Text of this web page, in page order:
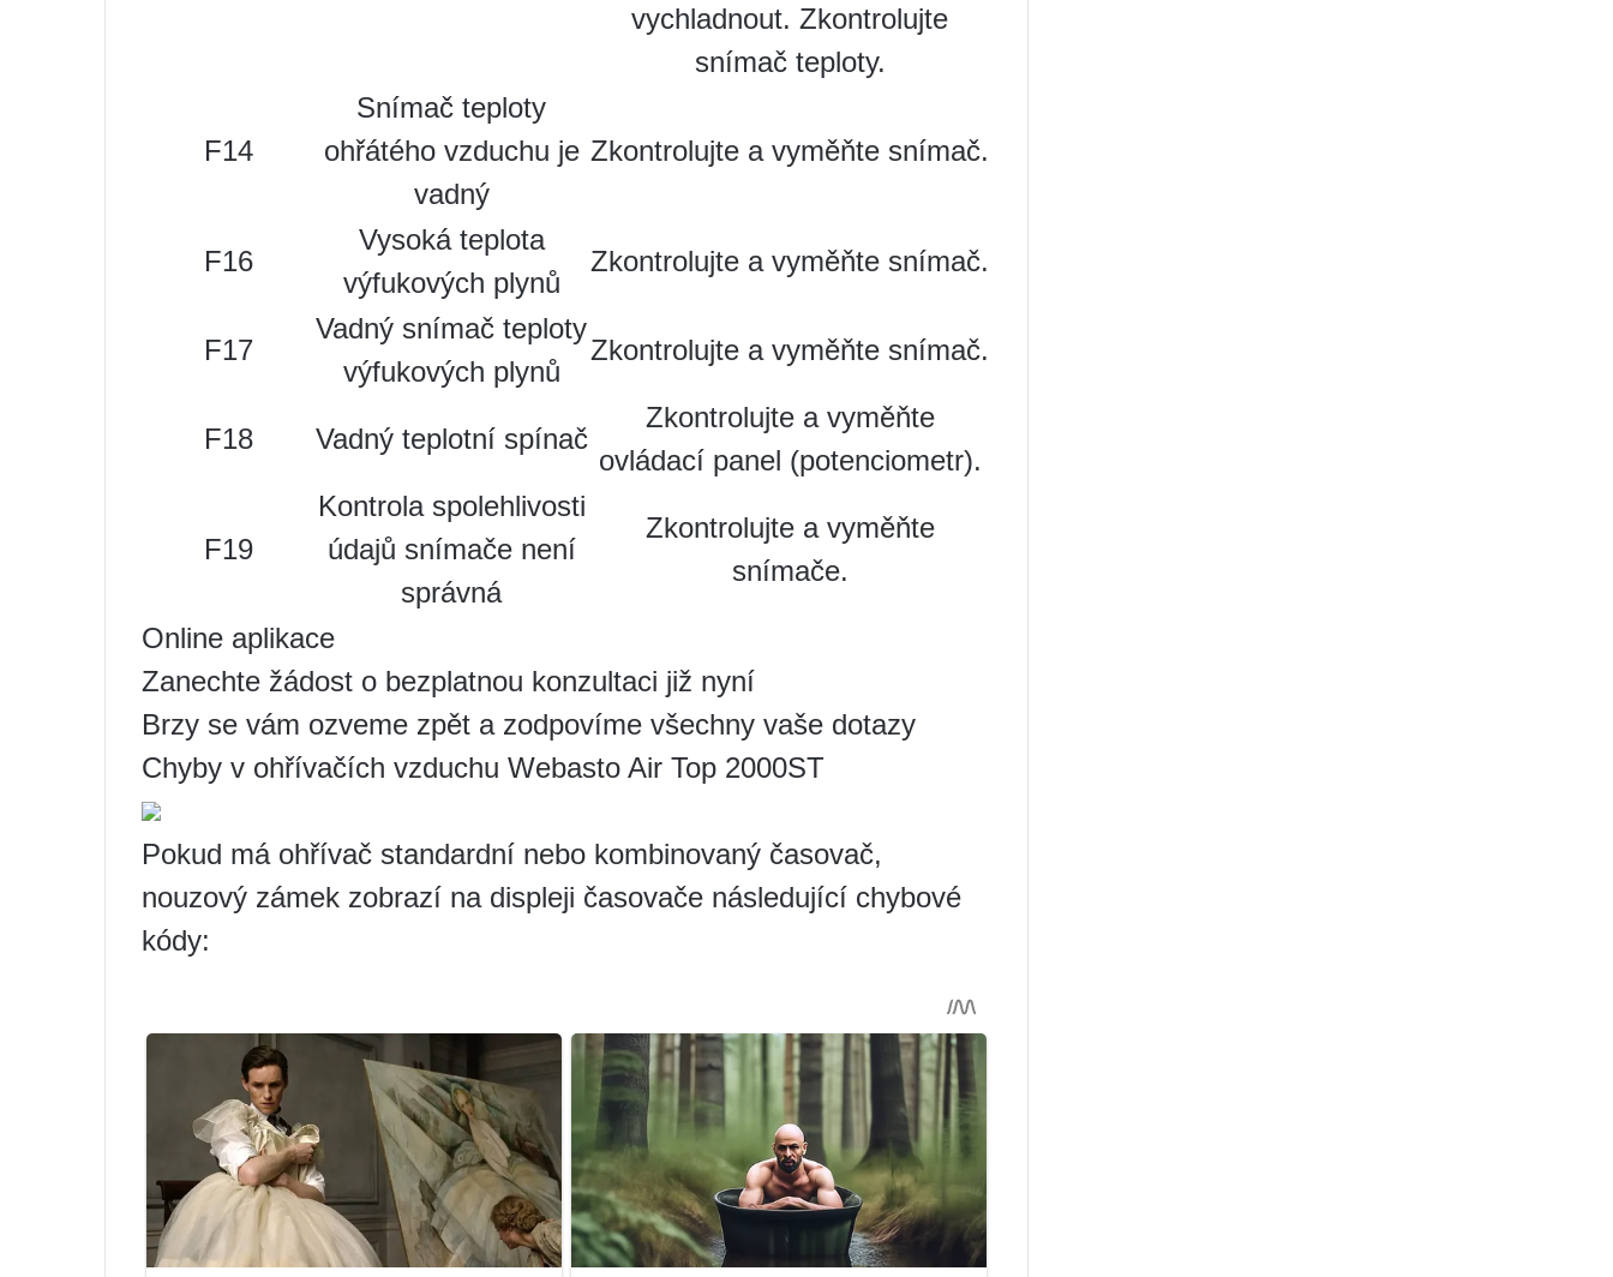
vychladnout. Zkontrolujte
snímač teploty.
F14
Snímač teploty
ohřátého vzduchu je
vadný
Zkontrolujte a vyměňte snímač.
F16
Vysoká teplota
výfukových plynů
Zkontrolujte a vyměňte snímač.
F17
Vadný snímač teploty
výfukových plynů
Zkontrolujte a vyměňte snímač.
F18 Vadný teplotní spínač
Zkontrolujte a vyměňte
ovládací panel (potenciometr).
F19
Kontrola spolehlivosti
údajů snímače není
správná
Zkontrolujte a vyměňte
snímače.
Online aplikace
Zanechte žádost o bezplatnou konzultaci již nyní
Brzy se vám ozveme zpět a zodpovíme všechny vaše dotazy
Chyby v ohřívačích vzduchu Webasto Air Top 2000ST
Pokud má ohřívač standardní nebo kombinovaný časovač,
nouzový zámek zobrazí na displeji časovače následující chybové
kódy: